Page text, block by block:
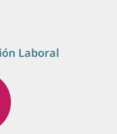
Laboral